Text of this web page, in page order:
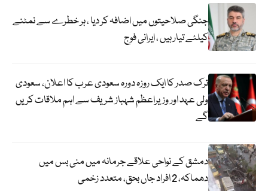
جنگی صلاحیتوں میں اضافہ کر دیا ، ہر خطرے سے نمٹنے
کیلئے تیار ہیں ، ایرانی فوج
ترک صدر کا ایک روزہ دورہ سعودی عرب کا اعلان، سعودی
ولی عہد اور وزیراعظم شہباز شریف سے اہم ملاقات کریں
گے
دمشق کے نواحی علاقے جرمانہ میں منی بس میں
دھماکہ، 2 افراد جاں بحق، متعدد زخمی